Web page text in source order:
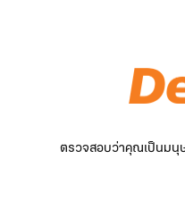
ตรวจสอบว่าคุณเป็นมนุ